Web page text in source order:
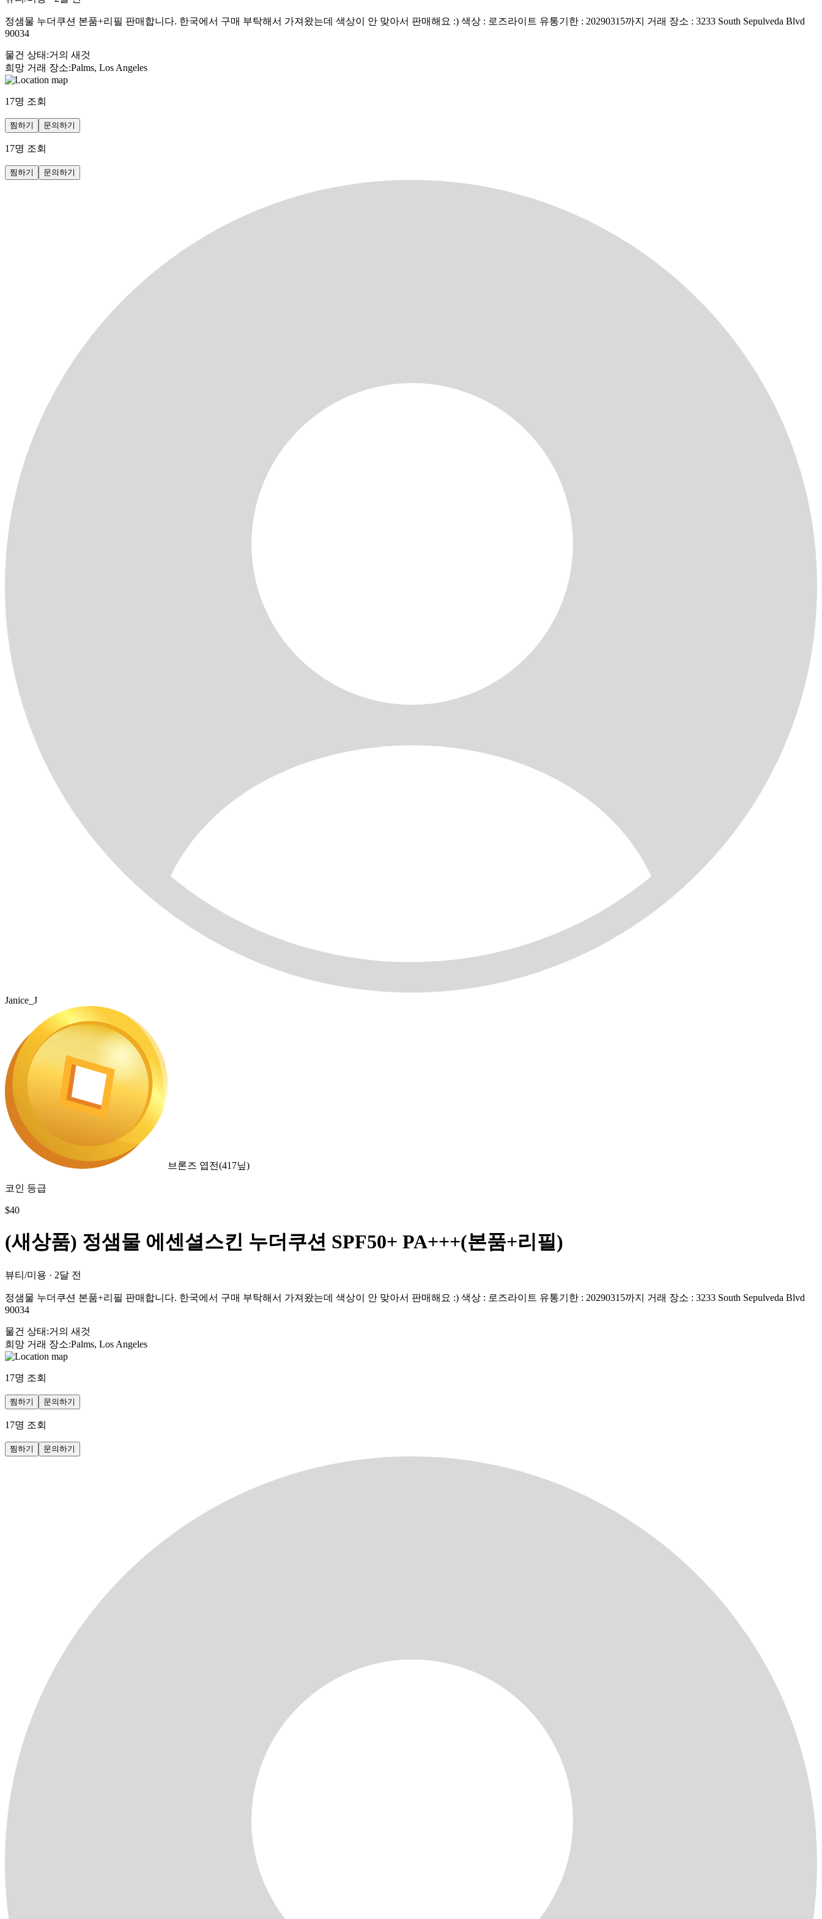
정샘물 누더쿠션 본품+리필 판매합니다. 한국에서 구매 부탁해서 가져왔는데 색상이 안 맞아서 판매해요 :) 색상 : 로즈라이트 유통기한 : 20290315까지 거래 장소 : 3233 South Sepulveda Blvd
90034
물건 상태 :거의 새것
희망 거래 장소:Palms, Los Angeles
17명 조회
찜하기 문의하기
17명 조회
찜하기 문의하기
Janice_J
브론즈 엽전(417닢)
코인 등급
$40
(새상품) 정샘물 에센셜스킨 누더쿠션 SPF50+ PA+++(본품+리필)
뷰티/미용 · 2달 전
정샘물 누더쿠션 본품+리필 판매합니다. 한국에서 구매 부탁해서 가져왔는데 색상이 안 맞아서 판매해요 :) 색상 : 로즈라이트 유통기한 : 20290315까지 거래 장소 : 3233 South Sepulveda Blvd
90034
물건 상태 :거의 새것
희망 거래 장소:Palms, Los Angeles
17명 조회
찜하기 문의하기
17명 조회
찜하기 문의하기